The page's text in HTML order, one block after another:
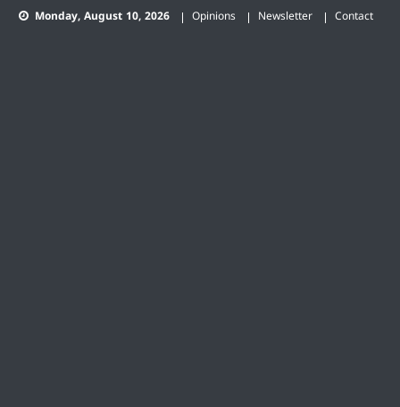
Skip
Monday, August 10, 2026 Opinions Newsletter Contact